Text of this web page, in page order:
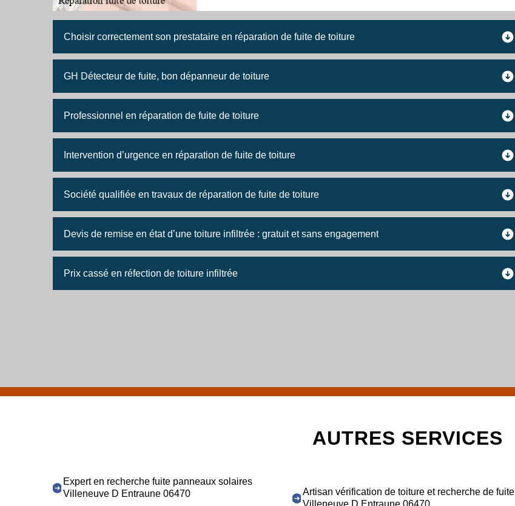
Choisir correctement son prestataire en réparation de fuite de toiture
GH Détecteur de fuite, bon dépanneur de toiture
Professionnel en réparation de fuite de toiture
Intervention d’urgence en réparation de fuite de toiture
Société qualifiée en travaux de réparation de fuite de toiture
Devis de remise en état d’une toiture infiltrée : gratuit et sans engagement
Prix cassé en réfection de toiture infiltrée
AUTRES SERVICES
Expert en recherche fuite panneaux solaires
Villeneuve D Entraune 06470
Artisan vérification de toiture et recherche de fuite